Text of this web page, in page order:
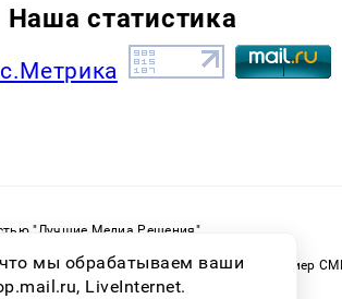
Наша статистика
"Лучшие Медиа Решения"
(Роскомнадзор) Регистрационный номер
мы обрабатываем ваши
LiveInternet.